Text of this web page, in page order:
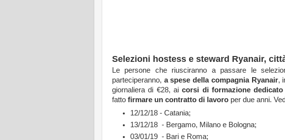
Selezioni hostess e steward Ryanair,
Le persone che riusciranno a passare le
parteciperanno, a spese della compagnia Ryanair,
giornaliera di €28, aicorsi di formazione
fatto firmare un contratto di lavoro per due anni.
12/12/18 - Catania;
13/12/18 - Bergamo, Milano e Bologna;
03/01/19 - Bari e Roma;